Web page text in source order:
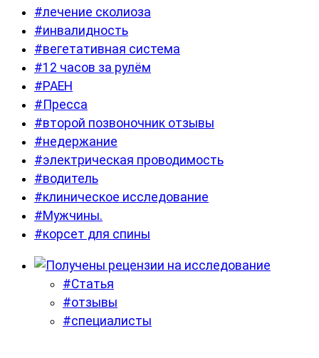
#лечение сколиоза
#инвалидность
#вегетативная система
#12 часов за рулём
#РАЕН
#Пресса
#второй позвоночник отзывы
#недержание
#электрическая проводимость
#водитель
#клиническое исследование
#Мужчины.
#корсет для спины
#Статья
#отзывы
#специалисты